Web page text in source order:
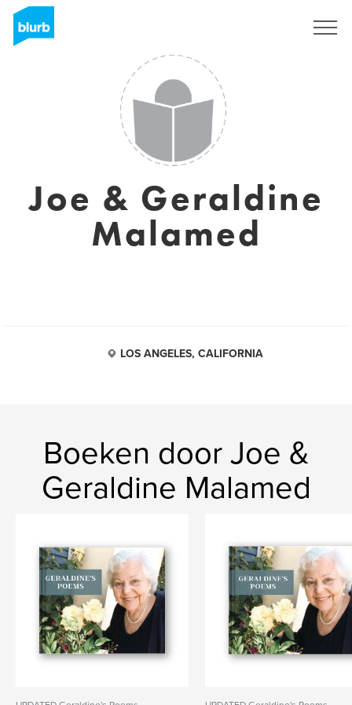
Joe & Geraldine
Malamed
LOS ANGELES, CALIFORNIA
Boeken door Joe &
Geraldine Malamed